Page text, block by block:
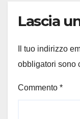
Lascia
Il tuo indirizzo
obbligatori sono
Commento *